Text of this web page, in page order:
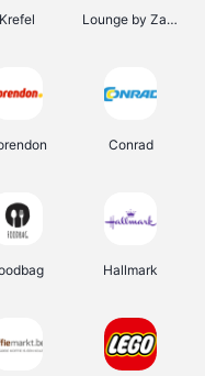
Krefel Lounge by Zalando
Conrad
Hallmark